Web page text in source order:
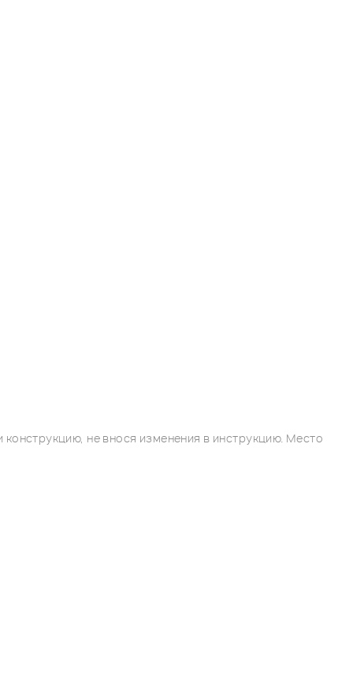
не внося изменения в инструкцию. Место